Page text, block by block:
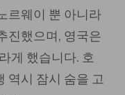
르웨이 뿐 아니라
진했으며, 영국은
게 했습니다. 호
역시 잠시 숨을 고